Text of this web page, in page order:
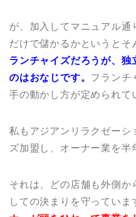
が、加入してマニュアル通
だけで儲かるかというとそ
ランチャイズだろうが、独
のはおなじです。 フランチ
手の動かし方が定められて
私もアジアンリラクゼーシ
ズ加盟し、オーナー業を半
それは、どの店舗も外側か
しての決まりを守っていま